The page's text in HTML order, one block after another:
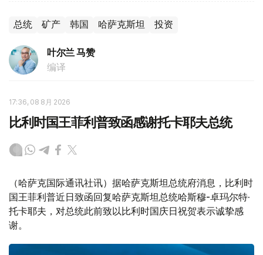
总统 矿产 韩国 哈萨克斯坦 投资
叶尔兰 马赞
编译
17:36, 08 8月 2026
比利时国王菲利普致函感谢托卡耶夫总统
（哈萨克国际通讯社讯）据哈萨克斯坦总统府消息，比利时
国王菲利普近日致函回复哈萨克斯坦总统哈斯穆-卓玛尔特·
托卡耶夫，对总统此前致以比利时国庆日祝贺表示诚挚感
谢。